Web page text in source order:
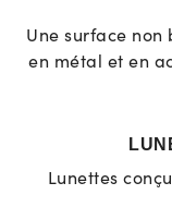
Une surface
en métal et en
Lunettes